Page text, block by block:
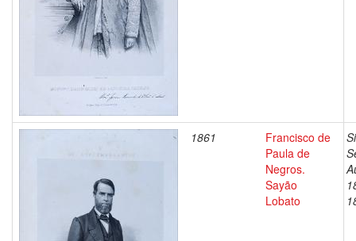
1861
Francisco de
Paula de
Negros.
Sayão
Lobato